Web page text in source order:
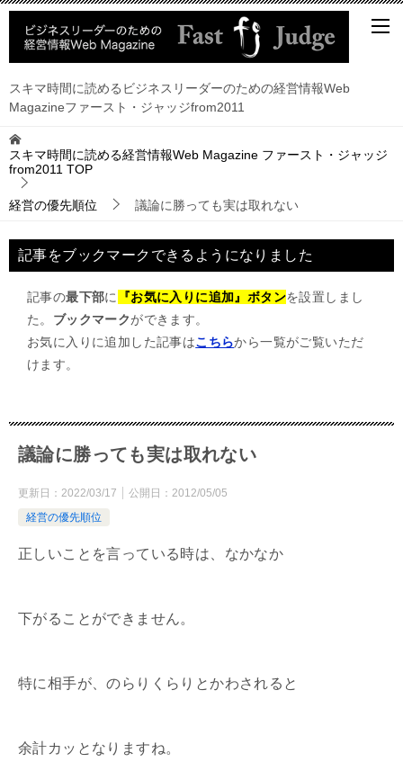
スキマ時間に読めるビジネスリーダーのための経営情報Web
Magazineファースト・ジャッジfrom2011
スキマ時間に読める経営情報Web Magazine ファースト・ジャッジ
from2011 TOP
経営の優先順位 議論に勝っても実は取れない
記事をブックマークできるようになりました
記事の最下部に 『お気に入りに追加』ボタンを設置しまし
た。 ブックマークができます。
お気に入りに追加した記事はこちらから一覧がご覧いただ
けます。
議論に勝っても実は取れない
更新日： 2022/03/17 公開日： 2012/05/05
経営の優先順位
正しいことを言っている時は、なかなか
下がることができません。
特に相手が、のらりくらりとかわされると
余計カッとなりますね。